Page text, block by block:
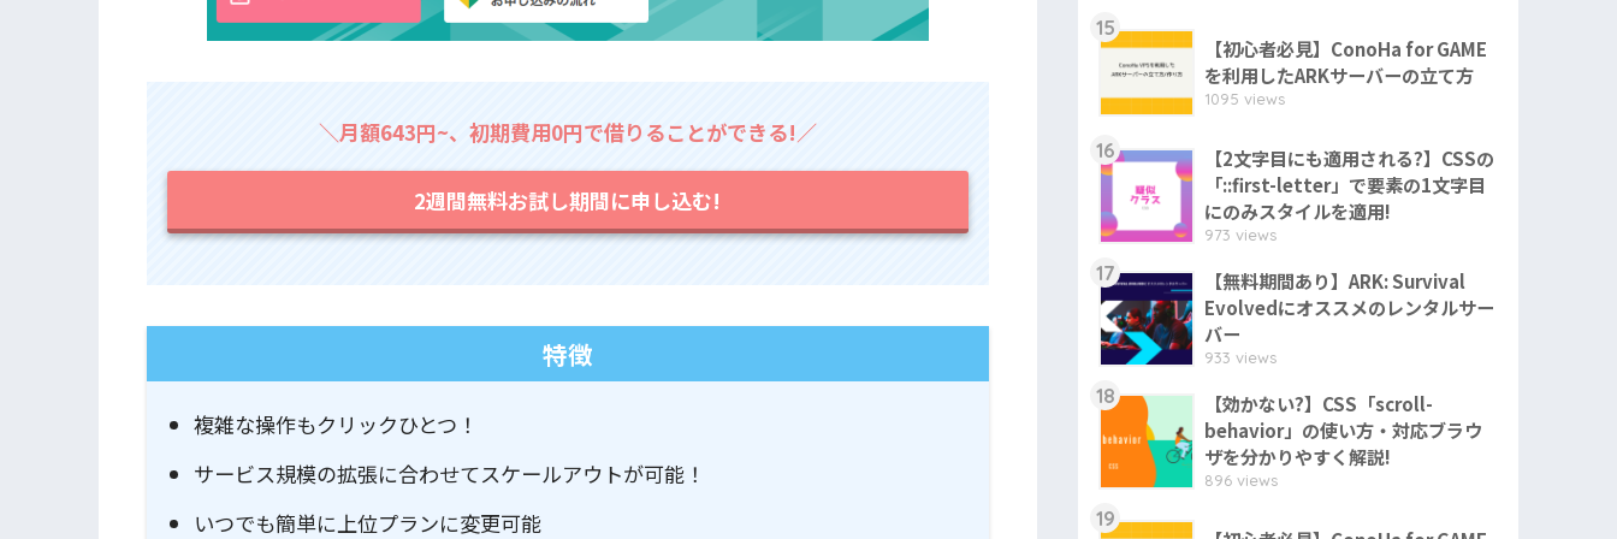
＼月額643円~、初期費用0円で借りることができる!／
2週間無料お試し期間に申し込む!
特徴
複雑な操作もクリックひとつ！
サービス規模の拡張に合わせてスケールアウトが可能！
いつでも簡単に上位プランに変更可能
15
【初心者必見】ConoHa for GAME
を利用したARKサーバーの立て方
1095 views
16
【2文字目にも適用される?】CSSの
「::first-letter」で要素の1文字目
にのみスタイルを適用!
973 views
17
【無料期間あり】ARK: Survival
Evolvedにオススメのレンタルサー
バー
933 views
18
【効かない?】CSS「scroll-
behavior」の使い方・対応ブラウ
ザを分かりやすく解説!
896 views
19